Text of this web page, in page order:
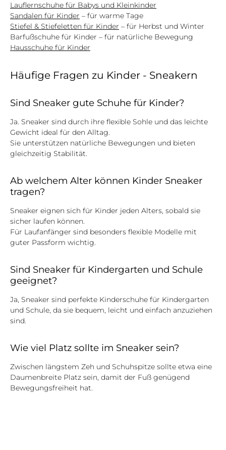
Lauflernschuhe für Babys und Kleinkinder
Sandalen für Kinder – für warme Tage
Stiefel & Stiefeletten für Kinder – für Herbst und Winter
Barfußschuhe für Kinder – für natürliche Bewegung
Hausschuhe für Kinder
Häufige Fragen zu Kinder - Sneakern
Sind Sneaker gute Schuhe für Kinder?
Ja. Sneaker sind durch ihre flexible Sohle und das leichte
Gewicht ideal für den Alltag.
Sie unterstützen natürliche Bewegungen und bieten
gleichzeitig Stabilität.
Ab welchem Alter können Kinder Sneaker
tragen?
Sneaker eignen sich für Kinder jeden Alters, sobald sie
sicher laufen können.
Für Laufanfänger sind besonders flexible Modelle mit
guter Passform wichtig.
Sind Sneaker für Kindergarten und Schule
geeignet?
Ja, Sneaker sind perfekte Kinderschuhe für Kindergarten
und Schule, da sie bequem, leicht und einfach anzuziehen
sind.
Wie viel Platz sollte im Sneaker sein?
Zwischen längstem Zeh und Schuhspitze sollte etwa eine
Daumenbreite Platz sein, damit der Fuß genügend
Bewegungsfreiheit hat.